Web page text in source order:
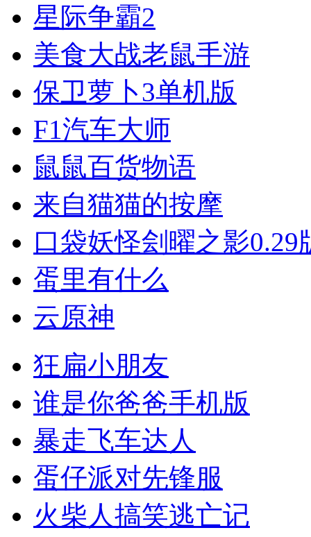
星际争霸2
美食大战老鼠手游
保卫萝卜3单机版
F1汽车大师
鼠鼠百货物语
来自猫猫的按摩
口袋妖怪刽曜之影0.29
蛋里有什么
云原神
狂扁小朋友
谁是你爸爸手机版
暴走飞车达人
蛋仔派对先锋服
火柴人搞笑逃亡记